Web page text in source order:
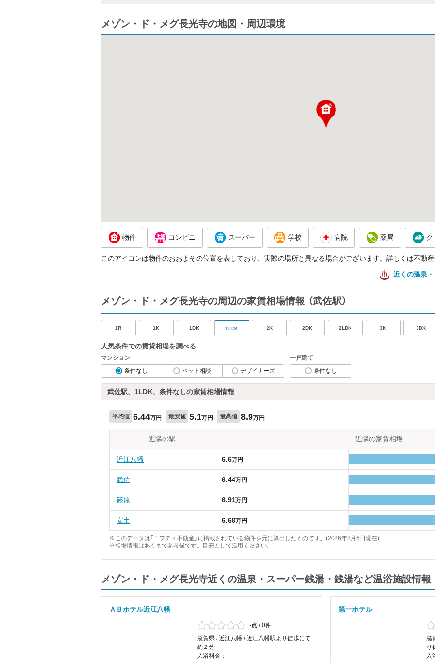
メゾン・ド・メグ長光寺の地図・周辺環境
物件 コンビニ スーパー 学校 病院 薬局 ク
このアイコンは物件のおおよその位置を表しており、実際の場所と異なる場合がございます。詳しくは不動産
近くの温泉
メゾン・ド・メグ長光寺の周辺の家賃相場情報 （武佐駅）
1R 1K 1DK 1LDK 2K 2DK 2LDK 3K 3DK
人気条件での賃貸相場を調べる
マンション
条件なし
ペット相談 デザイナーズ
一戸建て
条件なし
武佐駅、1LDK、条件なしの家賃相場情報
平均値 6.44万円 最安値 5.1万円 最高値 8.9万円
近隣の駅 近隣の家賃相場
近江八幡 6.6万円
武佐 6.44万円
篠原 6.91万円
安土 6.68万円
※このデータは「ニフティ不動産」に掲載されている物件を元に算出したものです。(2026年8月6日現在)
※相場情報はあくまで参考値です。目安として活用ください。
メゾン・ド・メグ長光寺近くの温泉・スーパー銭湯・銭湯など温浴施設情報
ＡＢホテル近江八幡
-点 /0件
滋賀県 / 近江八幡 / 近江八幡駅より徒歩にて
約２分
入浴料金：-
第一ホテル
滋
り
入